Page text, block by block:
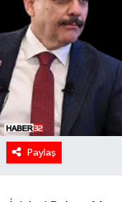
Paylaş
İlginç
KÜLTÜR SANAT
MAGAZİN
Oyun
POLİTİKA